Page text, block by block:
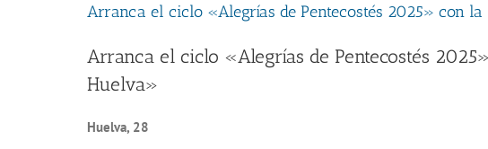
Arranca el ciclo «Alegrías de Pentecostés 2025» con
Arranca el ciclo «Alegrías de Pentecostés
Huelva»
Huelva, 28